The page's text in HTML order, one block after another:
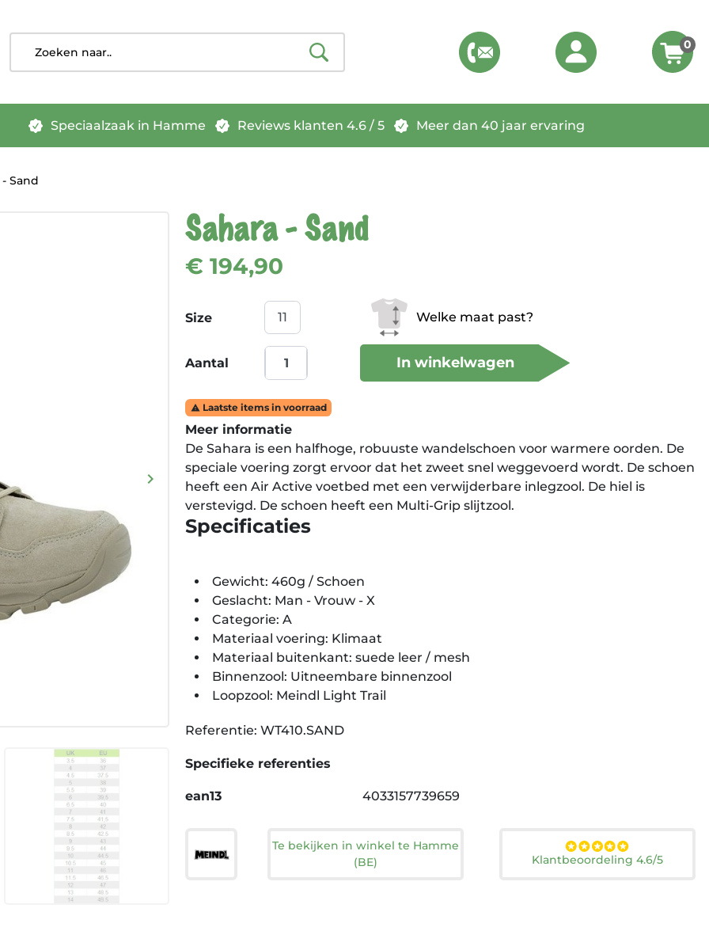
0
Speciaalzaak in Hamme Reviews klanten 4.6 / 5 Meer dan 40 jaar ervaring
Sand
Volgende
keyboard_arrow_right
Sahara - Sand
€ 194,90
Size Welke maat past?
Aantal In winkelwagen
 Laatste items in voorraad
Meer informatie
De Sahara is een halfhoge, robuuste wandelschoen voor warmere oorden. De
speciale voering zorgt ervoor dat het zweet snel weggevoerd wordt. De schoen
heeft een Air Active voetbed met een verwijderbare inlegzool. De hiel is
verstevigd. De schoen heeft een Multi-Grip slijtzool.
Specificaties
Gewicht: 460g / Schoen
Geslacht: Man - Vrouw - X
Categorie: A
Materiaal voering: Klimaat
Materiaal buitenkant: suede leer / mesh
Binnenzool: Uitneembare binnenzool
Loopzool: Meindl Light Trail
Referentie: WT410.SAND
Specifieke referenties
ean13 4033157739659
Te bekijken in winkel te Hamme
(BE)
Klantbeoordeling 4.6/5